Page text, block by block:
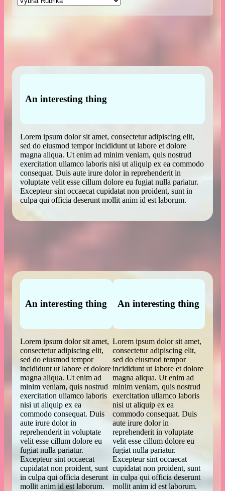
An interesting thing
Lorem ipsum dolor sit amet, consectetur adipiscing elit,
sed do eiusmod tempor incididunt ut labore et dolore
magna aliqua. Ut enim ad minim veniam, quis nostrud
exercitation ullamco laboris nisi ut aliquip ex ea commodo
consequat. Duis aute irure dolor in reprehenderit in
voluptate velit esse cillum dolore eu fugiat nulla pariatur.
Excepteur sint occaecat cupidatat non proident, sunt in
culpa qui officia deserunt mollit anim id est laborum.
An interesting thing
Lorem ipsum dolor sit amet,
consectetur adipiscing elit,
sed do eiusmod tempor
incididunt ut labore et dolore
magna aliqua. Ut enim ad
minim veniam, quis nostrud
exercitation ullamco laboris
nisi ut aliquip ex ea
commodo consequat. Duis
aute irure dolor in
reprehenderit in voluptate
velit esse cillum dolore eu
fugiat nulla pariatur.
Excepteur sint occaecat
cupidatat non proident, sunt
in culpa qui officia deserunt
mollit anim id est laborum.
An interesting thing
Lorem ipsum dolor sit amet,
consectetur adipiscing elit,
sed do eiusmod tempor
incididunt ut labore et dolore
magna aliqua. Ut enim ad
minim veniam, quis nostrud
exercitation ullamco laboris
nisi ut aliquip ex ea
commodo consequat. Duis
aute irure dolor in
reprehenderit in voluptate
velit esse cillum dolore eu
fugiat nulla pariatur.
Excepteur sint occaecat
cupidatat non proident, sunt
in culpa qui officia deserunt
mollit anim id est laborum.